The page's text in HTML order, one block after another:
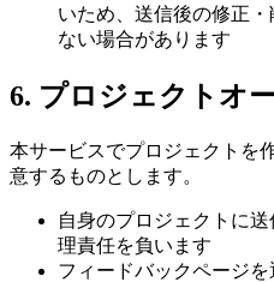
いため、送信後の修正
ない場合があります
6. プロジェクトオ
本サービスでプロジェクトを
意するものとします。
自身のプロジェクトに
理責任を負います
フィードバックページ